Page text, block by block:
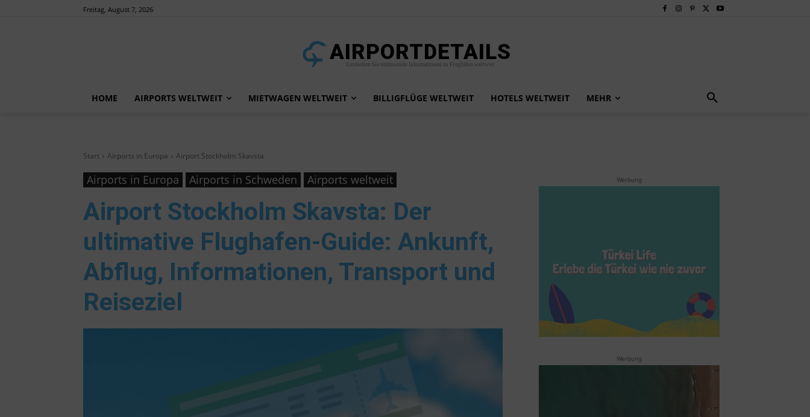
Freitag, August 7, 2026
AIRPORTDETAILS
Entdecken Sie umfassende Informationen zu Flughäfen weltweit
HOME AIRPORTS WELTWEIT MIETWAGEN WELTWEIT BILLIGFLÜGE WELTWEIT HOTELS WELTWEIT MEHR
Start Airports in Europa Airport Stockholm Skavsta
Airports in Europa Airports in Schweden Airports weltweit
Airport Stockholm Skavsta: Der
ultimative Flughafen-Guide: Ankunft,
Abflug, Informationen, Transport und
Reiseziel
Werbung
Werbung